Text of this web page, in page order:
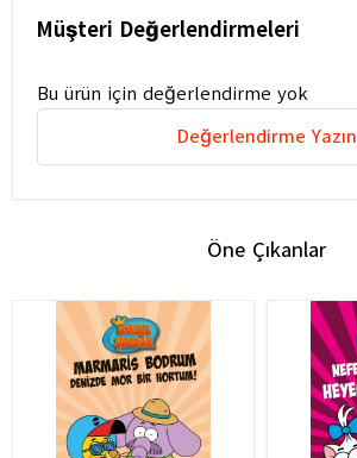
Müşteri Değerlendirmeleri
Bu ürün için değerlendirme yok
Değerlendirme Yazın
Öne Çıkanlar